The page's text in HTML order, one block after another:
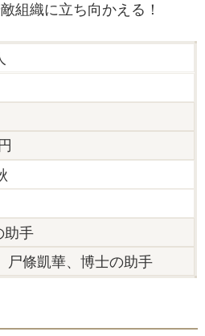
組織に立ち向かえる！
助手
尸條凱華、博士の助手